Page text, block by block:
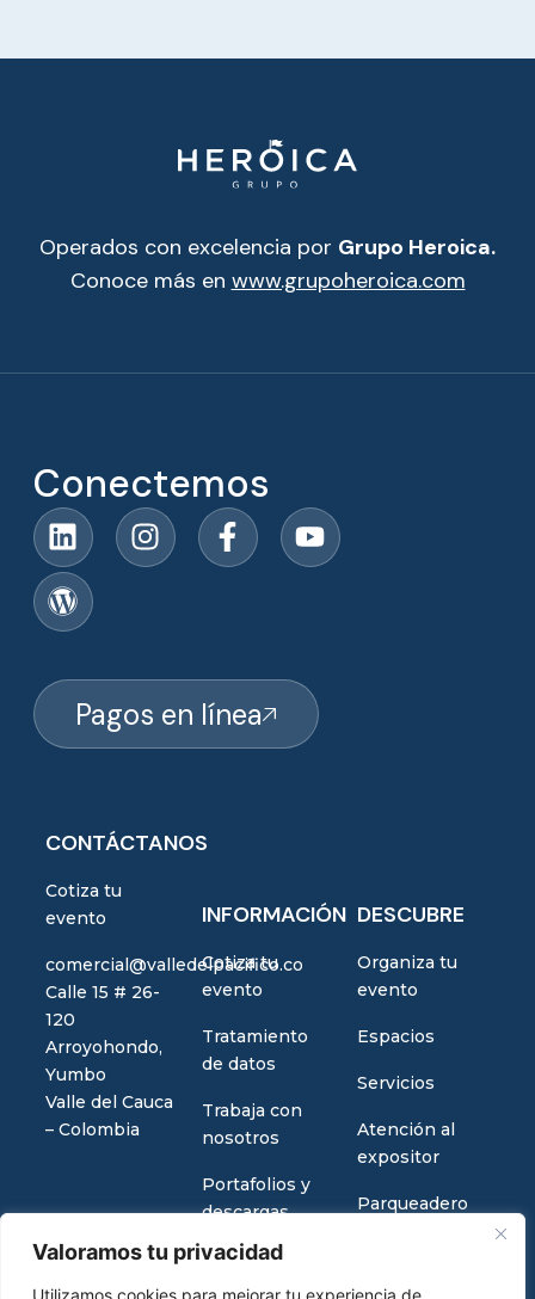
Valoramos tu privacidad
Utilizamos cookies para mejorar tu experiencia de
Operados con excelencia por Grupo Heroica.
Conoce más en www.grupoheroica.com
Conectemos
Pagos en línea
CONTÁCTANOS
Cotiza tu
evento
comercial@valledelpacifico.co
Calle 15 # 26-
120
Arroyohondo,
Yumbo
Valle del Cauca
– Colombia
INFORMACIÓN
Cotiza tu
evento
Tratamiento
de datos
Trabaja con
nosotros
Portafolios y
descargas
DESCUBRE
Organiza tu
evento
Espacios
Servicios
Atención al
expositor
Parqueadero